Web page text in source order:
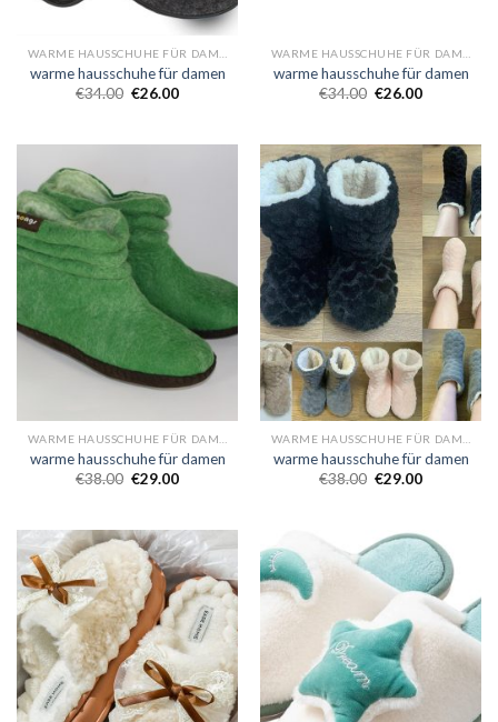
warme hausschuhe für damen
€34.00 €26.00
warme hausschuhe für damen
€34.00 €26.00
warme hausschuhe für damen
€38.00 €29.00
warme hausschuhe für damen
€38.00 €29.00